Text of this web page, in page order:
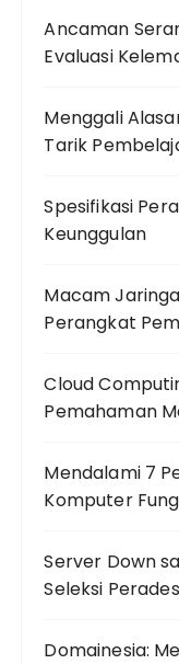
Ancaman
Evaluasi
Menggali
Tarik
Spesifikasi
Keunggulan
Macam
Perangkat
Cloud
Pemahaman
Mendalami 7
Komputer
Server Down
Seleksi Perades
Domainesia: